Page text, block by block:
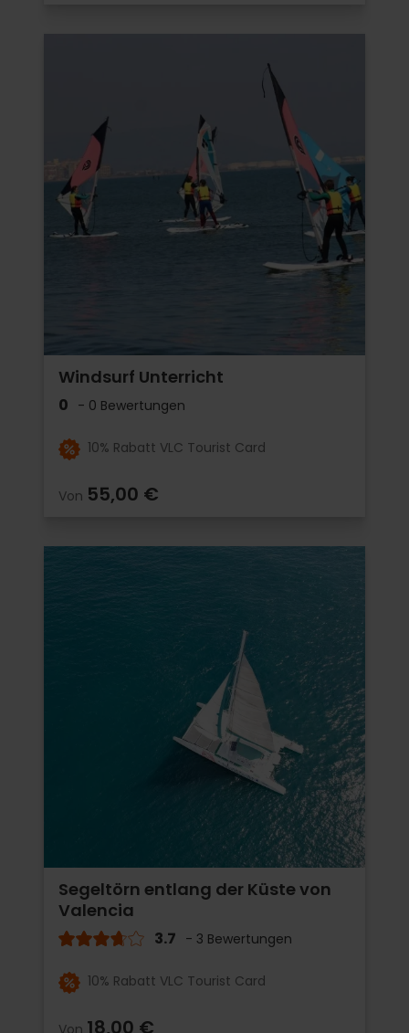
Windsurf Unterricht
0 - 0 Bewertungen
10% Rabatt VLC Tourist Card
Von 55,00 €
Segeltörn entlang der Küste von
Valencia
3.7 - 3 Bewertungen
10% Rabatt VLC Tourist Card
18,00 €